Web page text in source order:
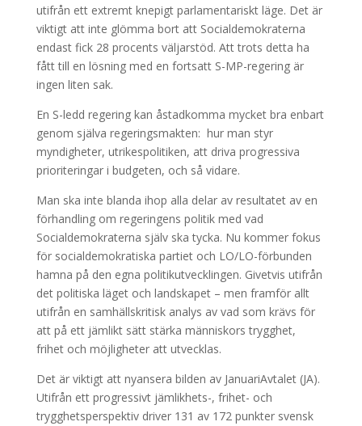
utifrån ett extremt knepigt parlamentariskt läge. Det är
viktigt att inte glömma bort att Socialdemokraterna
endast fick 28 procents väljarstöd. Att trots detta ha
fått till en lösning med en fortsatt S-MP-regering är
ingen liten sak.
En S-ledd regering kan åstadkomma mycket bra enbart
genom själva regeringsmakten: hur man styr
myndigheter, utrikespolitiken, att driva progressiva
prioriteringar i budgeten, och så vidare.
Man ska inte blanda ihop alla delar av resultatet av en
förhandling om regeringens politik med vad
Socialdemokraterna själv ska tycka. Nu kommer fokus
för socialdemokratiska partiet och LO/LO-förbunden
hamna på den egna politikutvecklingen. Givetvis utifrån
det politiska läget och landskapet – men framför allt
utifrån en samhällskritisk analys av vad som krävs för
att på ett jämlikt sätt stärka människors trygghet,
frihet och möjligheter att utvecklas.
Det är viktigt att nyansera bilden av JanuariAvtalet (JA).
Utifrån ett progressivt jämlikhets-, frihet- och
trygghetsperspektiv driver 131 av 172 punkter svensk